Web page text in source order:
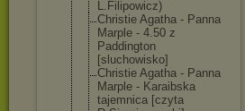
L.Filipowicz)
Christie Agatha - Panna
Marple - 4.50 z
Paddington
[sluchowisko]
Christie Agatha - Panna
Marple - Karaibska
tajemnica [czyta